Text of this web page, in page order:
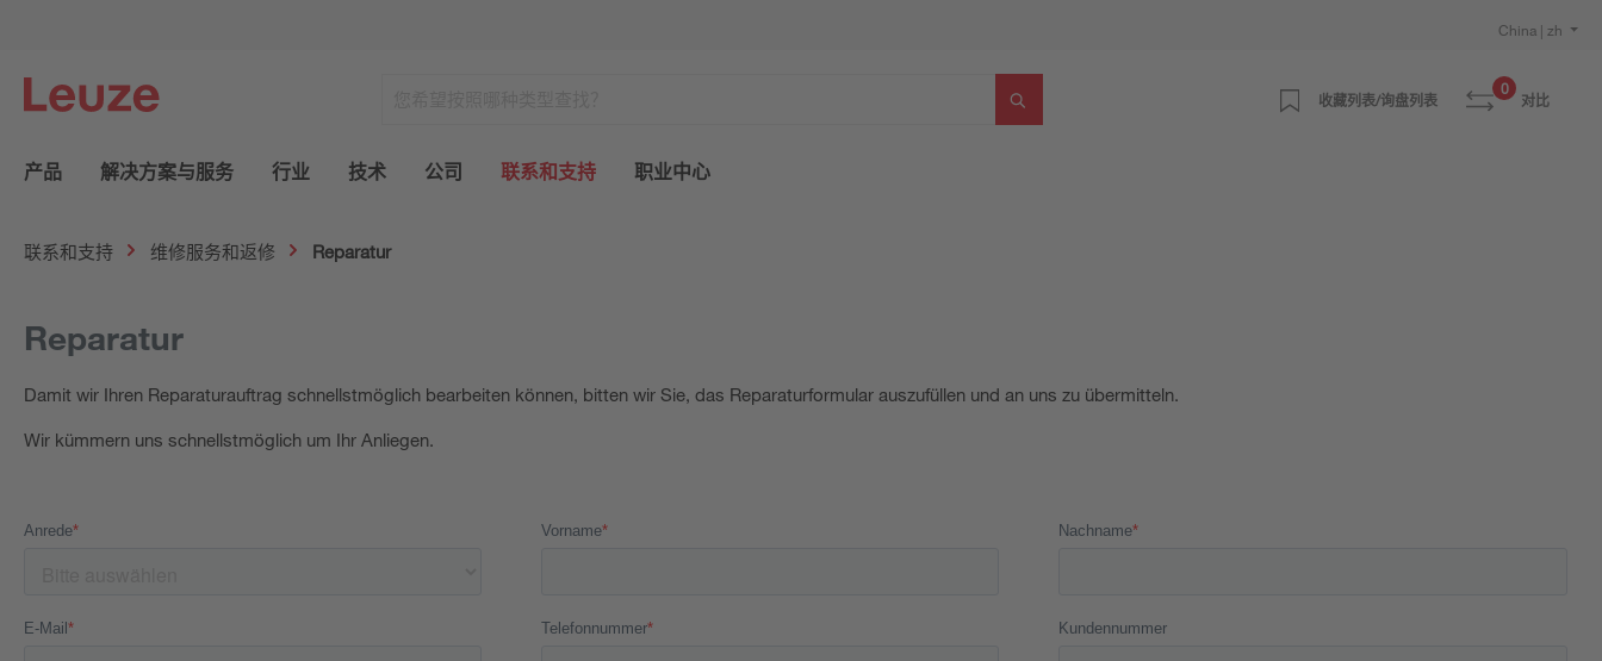
China | zh
收藏列表/询盘列表
0
对比
产品 解决方案与服务 行业 技术 公司 联系和支持 职业中心
联系和支持 维修服务和返修 Reparatur
Reparatur
Damit wir Ihren Reparaturauftrag schnellstmöglich bearbeiten können, bitten wir Sie, das Reparaturformular auszufüllen und an uns zu übermitteln.
Wir kümmern uns schnellstmöglich um Ihr Anliegen.